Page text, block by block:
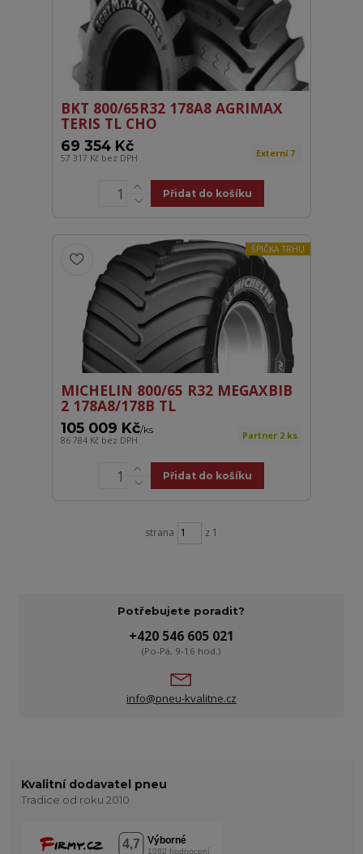
BKT 800/65R32 178A8 AGRIMAX
TERIS TL CHO
69 354 Kč
57 317 Kč bez DPH Externí 7
Přidat do košíku
ŠPIČKA TRHU
MICHELIN 800/65 R32 MEGAXBIB
2 178A8/178B TL
105 009 Kč/ks
86 784 Kč bez DPH Partner 2 ks
Přidat do košíku
strana z 1
Potřebujete poradit?
+420 546 605 021
(Po-Pá, 9-16 hod.)
info@pneu-kvalitne.cz
Kvalitní dodavatel pneu
Tradice od roku 2010